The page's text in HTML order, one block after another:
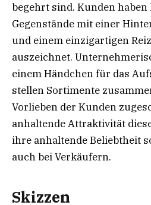
begehrt sind. Kunden haben
Gegenstände mit einer
und einem einzigartigen
auszeichnet.
einem Händchen für das
stellen Sortimente
Vorlieben der Kunden
anhaltende Attraktivität
ihre anhaltende Beliebtheit
auch bei Verkäufern.
Skizzen